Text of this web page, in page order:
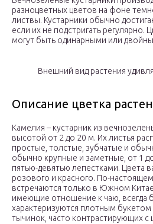
разноцветных цветов на фоне
листвы. Кустарники обычно
если их не подстригать
могут быть одинарными или
Внешний вид растения
Описание цветка
Камелия – кустарник из
высотой от 2 до 20 м. Их листья
простые, толстые, зубчатые и
обычно крупные и заметные, от 1
пятью-девятью лепестками. Цвета
розового и красного. По-
встречаются только в Южном
имеющие отношение к чаю, всегда
характеризуются плотным
тычинок, часто контрастирующих с